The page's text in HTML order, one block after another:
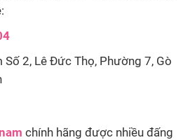
2, Lê Đức Thọ, Phường 7, Gò
chính hãng được nhiều đấng